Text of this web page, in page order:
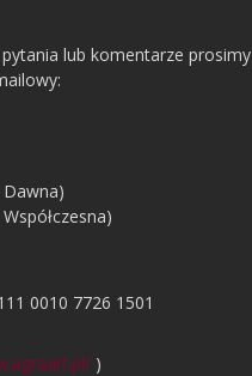
lub komentarze prosimy
0010 7726 1501
)